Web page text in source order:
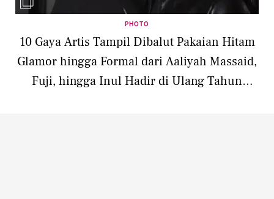
PHOTO
10 Gaya Artis Tampil Dibalut Pakaian Hitam
Glamor hingga Formal dari Aaliyah Massaid,
Fuji, hingga Inul Hadir di Ulang Tahun